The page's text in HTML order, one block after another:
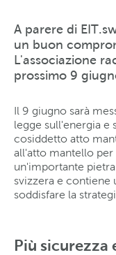
A parere di
un buon
L'associazione
prossimo 9
Il 9 giugno sarà
legge sull'energia
cosiddetto atto
all'atto mantello per
un'importante
svizzera e contiene
soddisfare la
Più sicurezza